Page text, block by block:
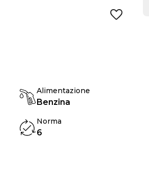
Alimentazione
Benzina
Norma
6